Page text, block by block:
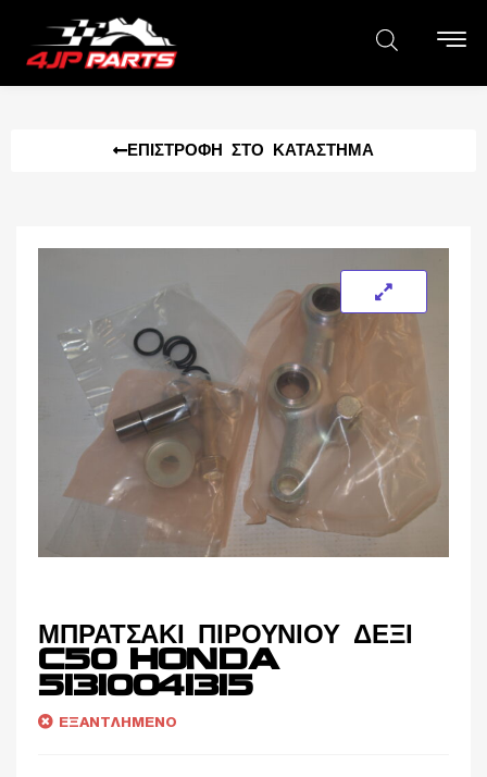
ΕΠΙΣΤΡΟΦΉ ΣΤΟ ΚΑΤΆΣΤΗΜΑ
ΜΠΡΑΤΣΑΚΙ ΠΙΡΟΥΝΙΟΥ ΔΕΞΙ
C50 HONDA
51310041315
ΕΞΑΝΤΛΗΜΈΝΟ